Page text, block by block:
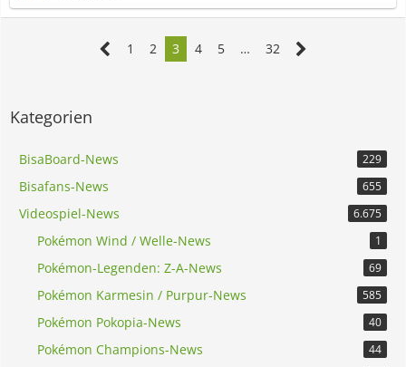
1 2 3 4 5 … 32
Kategorien
BisaBoard-News 229
Bisafans-News 655
Videospiel-News 6.675
Pokémon Wind / Welle-News 1
Pokémon-Legenden: Z-A-News 69
Pokémon Karmesin / Purpur-News 585
Pokémon Pokopia-News 40
Pokémon Champions-News 44